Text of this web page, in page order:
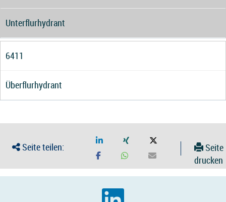
Unterflurhydrant
6411
Überflurhydrant
Seite teilen:
Seite
drucken